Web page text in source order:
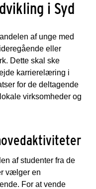
i Syd
af unge med
eller
Dette skal ske
karrierelæring i
for de deltagende
virksomheder og
af studenter fra de
vælger en
For at vende